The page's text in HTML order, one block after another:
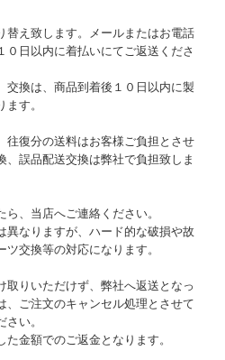
替え致します。メールまたはお電話
０日以内に着払いにてご返送くださ
交換は、商品到着後１０日以内に製
す。
往復分の送料はお客様ご負担とさせ
、誤品配送交換は弊社で負担致しま
、当店へご連絡ください。
異なりますが、ハード的な破損や故
交換等の対応になります。
取りいただけず、弊社へ返送となっ
、ご注文のキャンセル処理とさせて
い。
金額でのご返金となります。